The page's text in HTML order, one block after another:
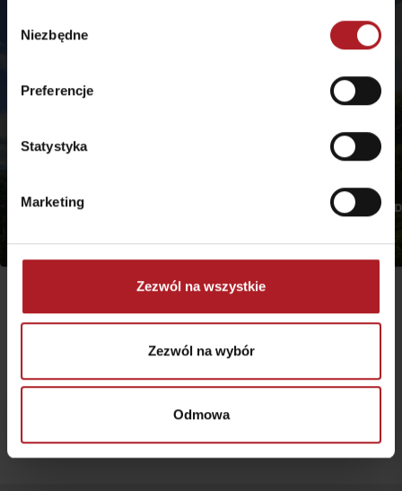
zgody
Niezbędne
Preferencje
Statystyka
Marketing
Zezwól na wszystkie
Zezwól na wybór
Odmowa
Ścieżka edukacyjna Pavčina
Jasná
Ścieżka edukacyjna
Jasná
Zostań na Liptowie!
Wyjazd